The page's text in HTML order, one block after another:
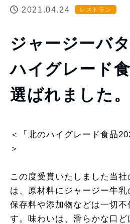
2021.04.24 レストラン
ジャージーバ
ハイグレード
選ばれました。
＜「北のハイグレード食品
＞
この度受賞いたしました当
は、原材料にジャージー牛乳
保存料や添加物などは一切
す。味わいは、滑らかな口